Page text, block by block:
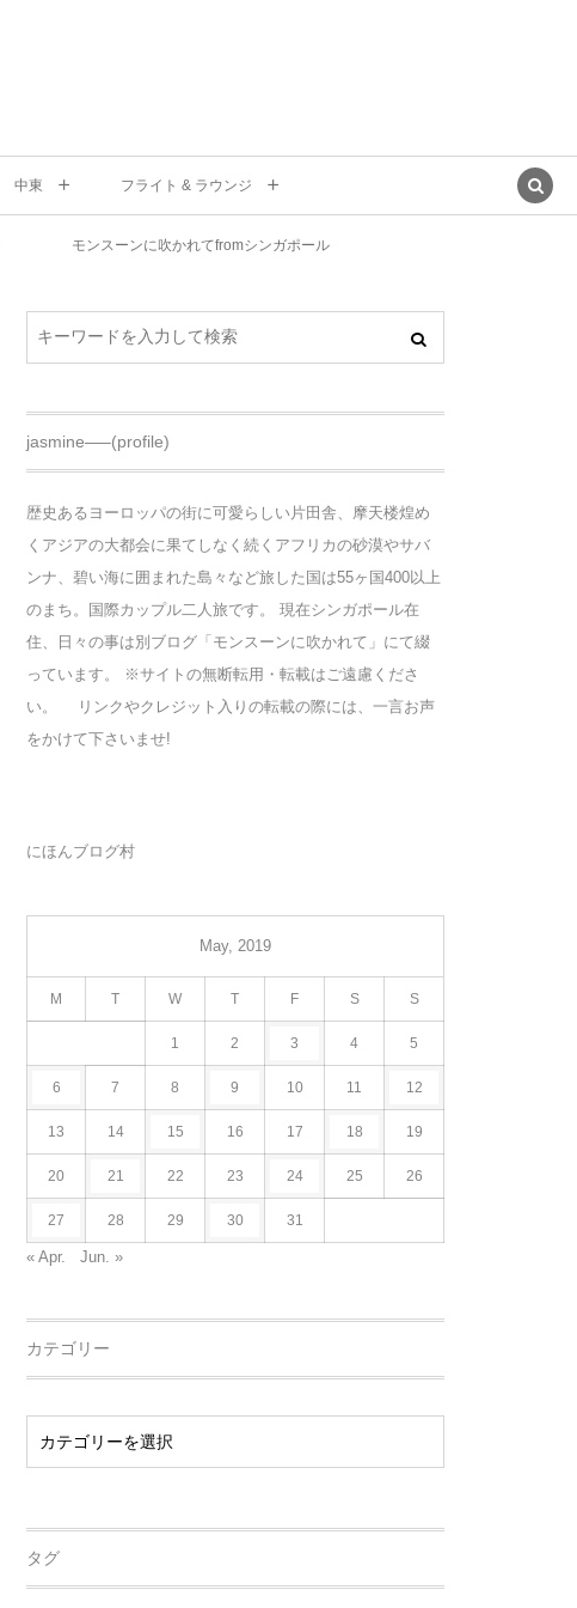
中東 フライト & ラウンジ
モンスーンに吹かれてfromシンガポール
jasmine—–(profile)
歴史あるヨーロッパの街に可愛らしい片田舎、摩天楼煌め
くアジアの大都会に果てしなく続くアフリカの砂漠やサバ
ンナ、碧い海に囲まれた島々など旅した国は55ヶ国400以上
のまち。国際カップル二人旅です。 現在シンガポール在
住、日々の事は別ブログ「モンスーンに吹かれて」にて綴
っています。 ※サイトの無断転用・転載はご遠慮くださ
い。 リンクやクレジット入りの転載の際には、一言お声
をかけて下さいませ!
にほんブログ村
May, 2019
M T W T F S S
1 2 3 4 5
6 7 8 9 10 11 12
13 14 15 16 17 18 19
20 21 22 23 24 25 26
27 28 29 30 31
« Apr. Jun. »
カテゴリー
タグ